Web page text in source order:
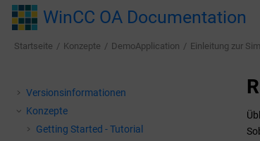
Springe zum Hauptinhalt
WinCC OA Documentation
Startseite Konzepte DemoApplication Einleitung zur
Versionsinformationen
Konzepte
Getting Started - Tutorial